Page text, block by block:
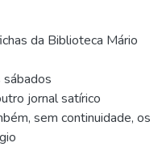
da Biblioteca Mário
sábados
jornal satírico
sem continuidade, os